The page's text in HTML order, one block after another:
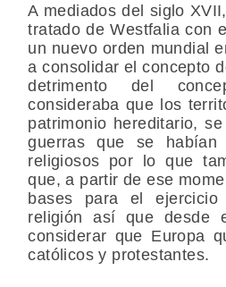
A mediados del siglo
tratado de Westfalia con
un nuevo orden mundial
a consolidar el concepto
detrimento del
consideraba que los
patrimonio hereditario,
guerras que se habían
religiosos por lo que
que, a partir de ese
bases para el
religión así que desde
considerar que Europa
católicos y protestantes.